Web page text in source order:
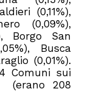
(0,11%),
(0,09%),
Borgo San
Busca
(0,01%).
Comuni sui
(erano 208